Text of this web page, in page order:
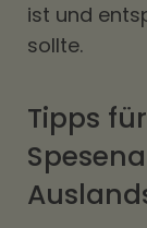
ist und
sollte.
Tipps